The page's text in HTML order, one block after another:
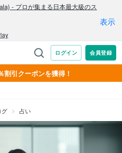
割引クーポンを獲得！
グ 占い